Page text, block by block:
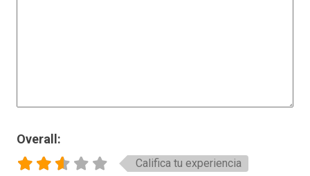
Overall:
Califica tu experiencia